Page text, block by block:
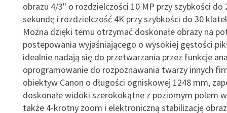
obrazu 4/3" o rozdzielczości 10 MP przy szybkości do
sekundę i rozdzielczość 4K przy szybkości do 30
Można dzięki temu otrzymać doskonałe obrazy na
postepowania wyjaśniającego o wysokiej gęstości
idealnie nadają się do przetwarzania przez funkcje
oprogramowanie do rozpoznawania twarzy innych
obiektyw Canon o długości ogniskowej 1248 mm,
doskonałe widoki szerokokątne z poziomym polem
także 4-krotny zoom i elektroniczną stabilizację